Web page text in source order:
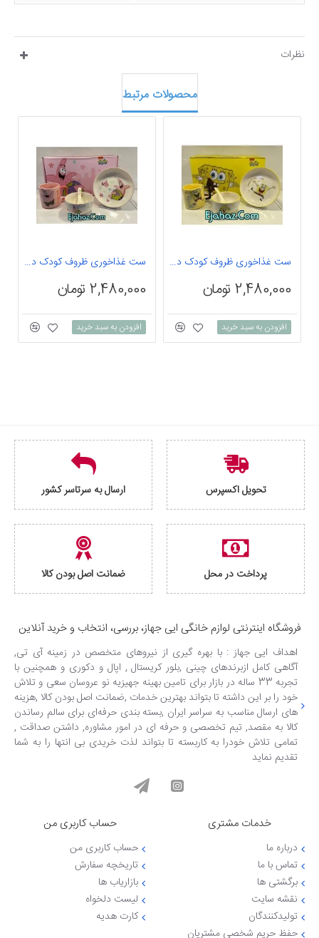
نظرات
محصولات مرتبط
ست غذاخوری ظروف کودک دیزنی باب اسنفجی اصلی
2,480,000 تومان
افزودن به سبد خرید
ست غذاخوری ظروف کودک دیزنی پاتریک اصل
2,480,000 تومان
افزودن به سبد خرید
تحویل اکسپرس ارسال به سرتاسر کشور
پرداخت در محل ضمانت اصل بودن کالا
فروشگاه اینترنتی لوازم خانگی ایی جهاز، بررسی، انتخاب و خرید آنلاین
اهداف ایی جهاز : با بهره گیری از نیروهای متخصص در زمینه آی تی,
آگاهی کامل ازبرندهای چینی ,بلور کریستال , اپال و دکوری و همچنین با
تجربه 33 ساله در بازار برای تامین بهینه جهیزیه نو عروسان سعی و تلاش
خود را بر این داشته تا بتواند بهترین خدمات ,ضمانت اصل بودن کالا ,هزینه
های ارسال مناسب به سراسر ایران ,بسته بندی حرفه‌ای برای سالم رساندن
کالا به مقصد, تیم تخصصی و حرفه ای در امور مشاوره, داشتن صداقت ,
تمامی تلاش خودرا به کاربسته تا بتواند لذت خریدی بی انتها را به شما
تقدیم نماید
خدمات مشتری
درباره ما
تماس با ما
برگشتی ها
نقشه سایت
تولیدکنندگان
حفظ حریم شخصی مشتریان
حساب کاربری من
حساب کاربری من
تاریخچه سفارش
بازاریاب ها
لیست دلخواه
کارت هدیه